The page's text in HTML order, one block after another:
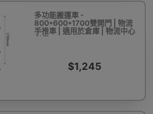
多功能搬運車 -
800*600*1700雙開門 | 物流
手推車 | 適用於倉庫 | 物流中心
必備
$1,245